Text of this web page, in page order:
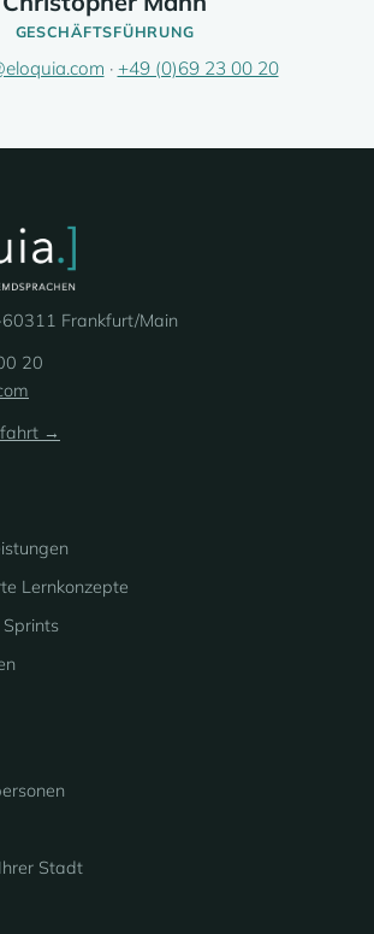
GESCHÄFTSFÜHRUNG
· +49 (0)69 23 00 20
60311 Frankfurt/Main
20
→
Lernkonzepte
Sprints
Stadt